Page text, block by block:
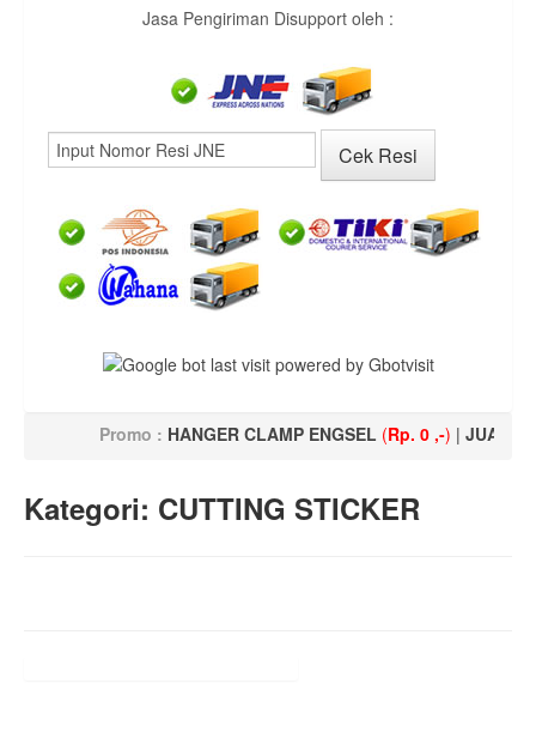
Jasa Pengiriman Disupport oleh :
Promo : HANGER CLAMP ENGSEL (Rp. 0 ,-) |JUAL CCO
Kategori: CUTTING STICKER